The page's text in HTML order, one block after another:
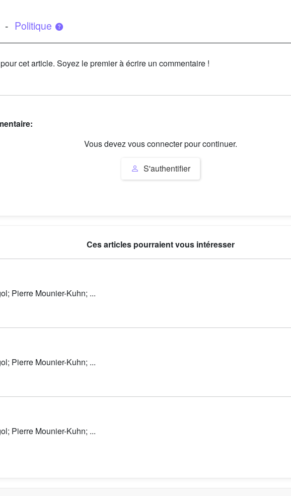
- Politique
cet article. Soyez le premier à écrire un commentaire !
Vous devez vous connecter pour continuer.
S'authentifier
Ces articles pourraient vous intéresser
Pierre Mounier-Kuhn; ...
Pierre Mounier-Kuhn; ...
Pierre Mounier-Kuhn; ...